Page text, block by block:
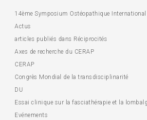
14ème Symposium Ostéopathique International
Actus
articles publiés dans Réciprocités
Axes de recherche du CERAP
CERAP
Congrès Mondial de la transdisciplinarité
DU
Essai clinique sur la fasciathérapie et la
Evénements